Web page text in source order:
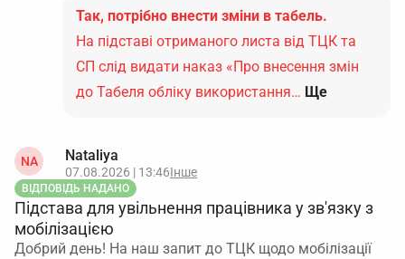
Так, потрібно внести зміни в табель.
На підставі отриманого листа від ТЦК та
СП слід видати наказ «Про внесення змін
до Табеля обліку використання… Ще
NA Nataliya
07.08.2026 | 13:46Інше
ВІДПОВІДЬ НАДАНО
Підстава для увільнення працівника у зв'язку з
мобілізацією
Добрий день! На наш запит до ТЦК щодо мобілізації